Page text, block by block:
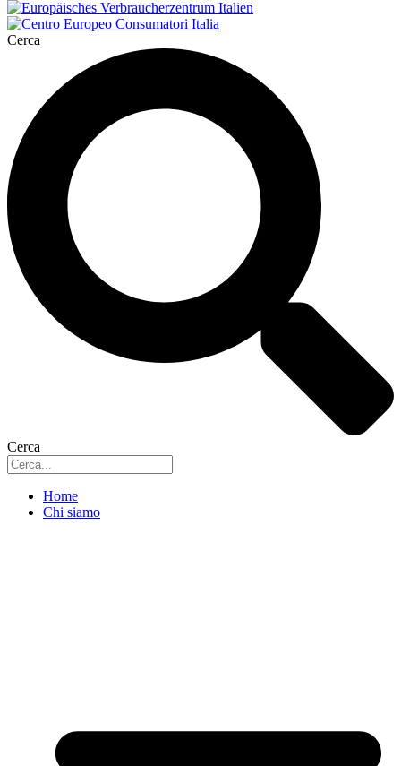
Cerca
Cerca
Home
Chi siamo